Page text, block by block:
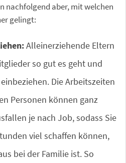
nachfolgend aber, mit welchen
gelingt:
Alleinerziehende Eltern
so gut es geht und
Die Arbeitszeiten
Personen können ganz
je nach Job, sodass Sie
viel schaffen können,
bei der Familie ist. So